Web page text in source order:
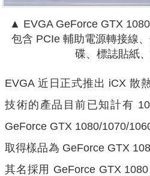
▲ EVGA GeForce GTX
包含 PCIe 輔助電源轉接線
碟、標誌貼紙、
EVGA 近日正式推出 iCX 散
技術的產品目前已知計有
GeForce GTX 1080/1070/
取得樣品為 GeForce GTX
其名採用 GeForce GTX